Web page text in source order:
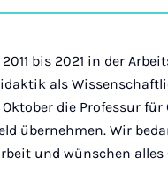
bis 2021 in der
als
Oktober die Professur
übernehmen. Wir
und wünschen